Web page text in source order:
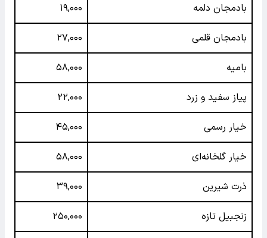
بادمجان دلمه ۱۹,۰۰۰
بادمجان قلمی ۲۷,۰۰۰
بامیه ۵۸,۰۰۰
پیاز سفید و زرد ۲۲,۰۰۰
خیار رسمی ۴۵,۰۰۰
خیار گلخانه‌ای ۵۸,۰۰۰
ذرت شیرین ۳۹,۰۰۰
زنجبیل تازه ۲۵۰,۰۰۰